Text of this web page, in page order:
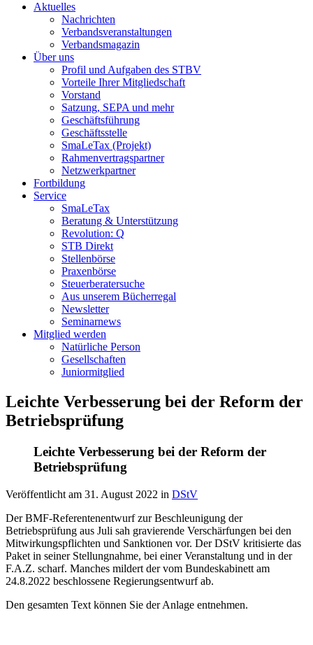
Aktuelles
Nachrichten
Verbandsveranstaltungen
Verbandsmagazin
Über uns
Profil und Aufgaben des STBV
Vorteile Ihrer Mitgliedschaft
Vorstand
Satzung, SEPA und mehr
Geschäftsführung
Geschäftsstelle
SmaLeTax (Projekt)
Rahmenvertragspartner
Netzwerkpartner
Fortbildung
Service
SmaLeTax
Beratung & Unterstützung
Revolution: Q
STB Direkt
Stellenbörse
Praxenbörse
Steuerberatersuche
Aus unserem Bücherregal
Newsletter
Seminarnews
Mitglied werden
Natürliche Person
Gesellschaften
Juniormitglied
Leichte Verbesserung bei der Reform der
Betriebsprüfung
Leichte Verbesserung bei der Reform der
Betriebsprüfung
Veröffentlicht am 31. August 2022 in DStV
Der BMF-Referentenentwurf zur Beschleunigung der
Betriebsprüfung aus Juli sah gravierende Verschärfungen bei den
Mitwirkungspflichten und Sanktionen vor. Der DStV kritisierte das
Paket in seiner Stellungnahme, bei einer Veranstaltung und in der
F.A.Z. scharf. Manches mildert der vom Bundeskabinett am
24.8.2022 beschlossene Regierungsentwurf ab.
Den gesamten Text können Sie der Anlage entnehmen.